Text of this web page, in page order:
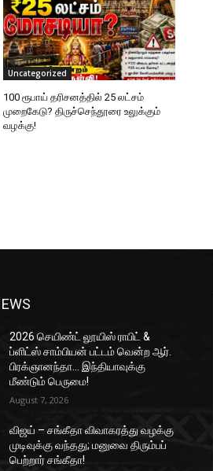
Uncategorized
100 ரூபாய் தரிசனத்தில் 25 லட்சம்
முறைகேடு? திருச்செந்தூரை உலுக்கும்
வழக்கு!
2026 செயிண்ட் லூயிஸ் ராபிட் &
ப்ளிட்ஸ் சாம்பியன் பட்டம் வென்ற ஆர்.
பிரக்ஞானந்தா… இந்தியாவுக்கு
மீண்டும் பெருமை!
August 7, 2026
விஜய் – சங்கீதா விவாகரத்து வழக்கு
முடிவுக்கு வந்தது; மனுவை திரும்பப்
பெற்றார் சங்கீதா!